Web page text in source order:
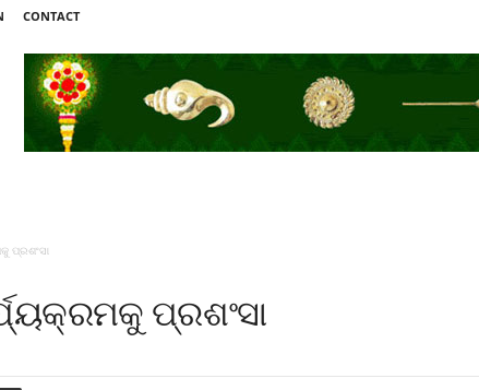
CONTACT
ପ୍ରଶଂସା
ପ୍ରଶଂସା